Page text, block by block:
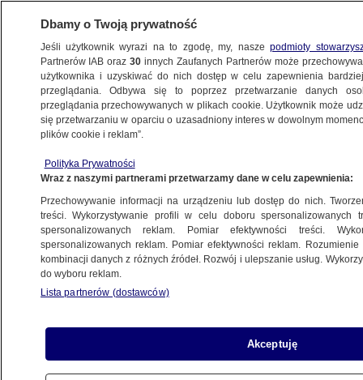
POLSKA
pomagał obywatelom Ukrainy
2.09.2022, 06:09
Udostępnij
Dbamy o Twoją prywatność
Jeśli użytkownik wyrazi na to zgodę, my, naszepodmioty
Partnerów IAB oraz30 innych Zaufanych Partnerów może
użytkownika i uzyskiwać do nich dostęp w celu zapewnienia
przeglądania. Odbywa się to poprzez przetwarzanie danych
przeglądania przechowywanych w plikach cookie. Użytkownik może
się przetwarzaniu w oparciu o uzasadniony interes w dowolnym
plików cookie i reklam”.
Polityka Prywatności
Wraz z naszymi partnerami przetwarzamy dane w celu zapewnienia:
Przechowywanie informacji na urządzeniu lub dostęp do nich.
treści. Wykorzystywanie profili w celu doboru spersonalizowanych
spersonalizowanych reklam. Pomiar efektywności treści.
spersonalizowanych reklam. Pomiar efektywności reklam.
kombinacji danych z różnych źródeł. Rozwój i ulepszanie usług.
do wyboru reklam.
Lista partnerów (dostawców)
Akceptuję